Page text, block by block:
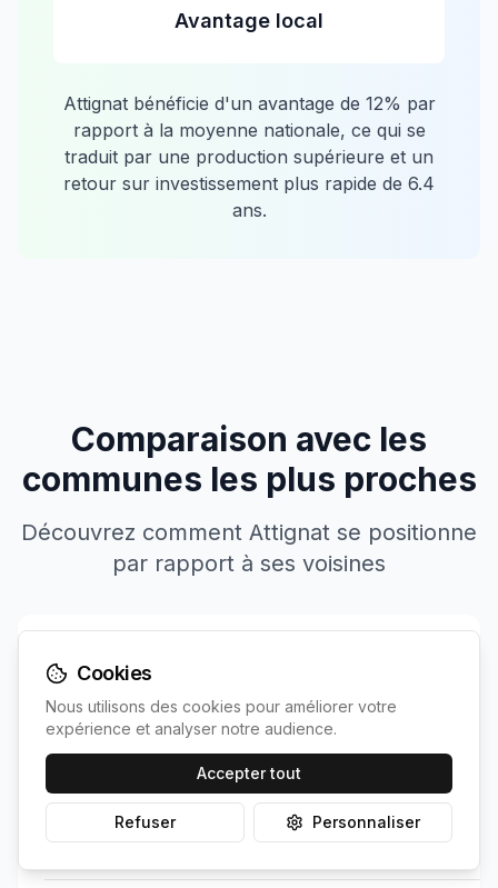
Avantage local
Attignatbénéficie d'un avantage de 12% par
rapport à la moyenne nationale, ce qui se
traduit par une production supérieure et un
retour sur investissement plus rapide de 6.4
ans.
Comparaison avec les
communes les plus proches
Découvrez comment Attignat se positionne
par rapport à ses voisines
Commune
Votre
commune
kWh/m²
Cras-sur-
Reyssouze
km
< 100
↗ kWh/m²
Cookies
Nous utilisons des cookies pour améliorer votre
expérience et analyser notre audience.
Accepter tout
Refuser Personnaliser